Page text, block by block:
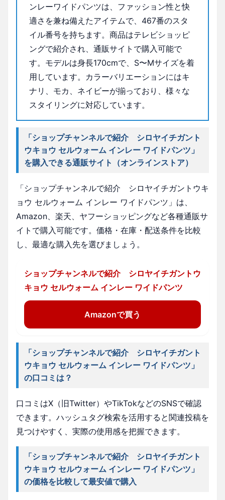
ンレーワイドパンツは、ファッション性と快
適さを兼ね備えたアイテムで、467番のスタ
イル番号を持ちます。商品はテレビショッピ
ングで紹介され、通販サイトで購入可能で
す。モデルは身長170cmで、S〜Mサイズを着
用しています。カラーバリエーションにはキ
ナリ、モカ、ネイビーが揃っており、様々な
スタイリングに対応しています。
「ショップチャンネルで紹介 シロヤイチガント
ウキョウ セルウォーム インレー ワイドパンツ」
を購入できる通販サイト（オンラインストア）
「ショップチャンネルで紹介 シロヤイチガントウキ
ョウ セルウォーム インレー ワイドパンツ」は、
Amazon、楽天、ヤフーショッピングなど各種通販サ
イトで購入可能です。価格・在庫・配送条件を比較
し、最適な購入先を選びましょう。
ショップチャンネルで紹介 シロヤイチガントウ
キョウ セルウォーム インレー ワイドパンツ
Amazonで買う
「ショップチャンネルで紹介 シロヤイチガント
ウキョウ セルウォーム インレー ワイドパンツ」
の口コミは？
口コミはX（旧Twitter）やTikTokなどのSNSで確認
できます。ハッシュタグ検索を活用すると関連投稿を
見つけやすく、実際の使用感を把握できます。
「ショップチャンネルで紹介 シロヤイチガント
ウキョウ セルウォーム インレー ワイドパンツ」
の価格を比較して最安値で購入